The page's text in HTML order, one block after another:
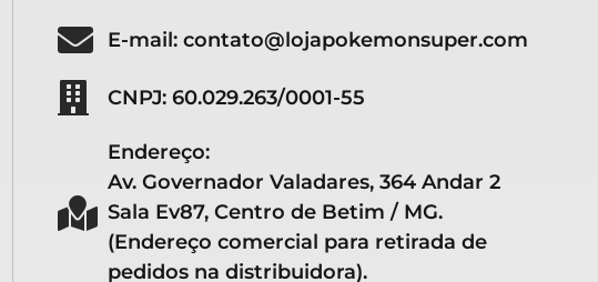
E-mail: contato@lojapokemonsuper.com
CNPJ: 60.029.263/0001-55
Endereço:
Av. Governador Valadares, 364 Andar 2
Sala Ev87, Centro de Betim / MG.
(Endereço comercial para retirada de
pedidos na distribuidora).